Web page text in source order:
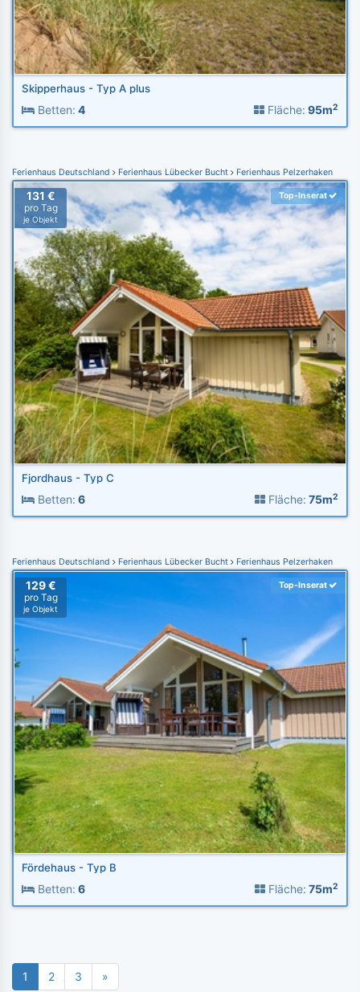
Skipperhaus - Typ A plus
Betten: 4 Fläche: 95m2
Ferienhaus Deutschland Ferienhaus Lübecker Bucht Ferienhaus Pelzerhaken
131 €
pro Tag
je Objekt
Top-Inserat
Fjordhaus - Typ C
Betten: 6 Fläche: 75m2
Ferienhaus Deutschland Ferienhaus Lübecker Bucht Ferienhaus Pelzerhaken
129 €
pro Tag
je Objekt
Top-Inserat
Fördehaus - Typ B
Betten: 6 Fläche: 75m2
1 2 3 »